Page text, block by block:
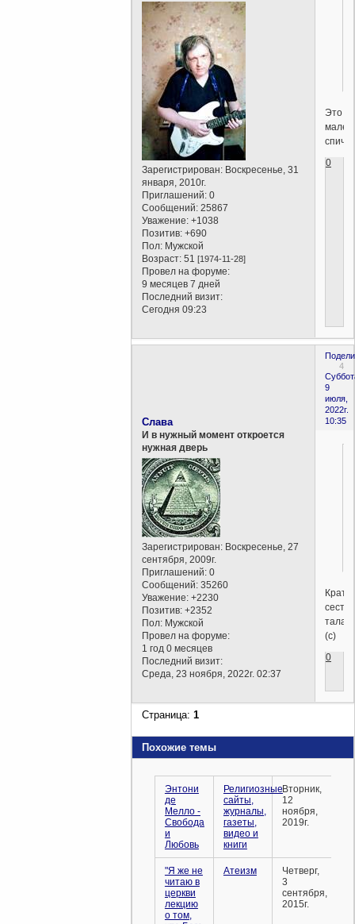
Зарегистрирован: Воскресенье, 31
января, 2010г.
Приглашений: 0
Сообщений: 25867
Уважение: +1038
Позитив: +690
Пол: Мужской
Возраст: 51[1974-11-28]
Провел на форуме:
9 месяцев 7 дней
Последний визит:
Сегодня 09:23
Это
спич.
0
4
9
июля,
2022г.
10:35
Слава
И в нужный момент откроется
нужная дверь
Зарегистрирован: Воскресенье, 27
сентября, 2009г.
Приглашений: 0
Сообщений: 35260
Уважение: +2230
Позитив: +2352
Пол: Мужской
Провел на форуме:
1 год 0 месяцев
Последний визит:
Среда, 23 ноября, 2022г. 02:37
сестра
(с)
0
Страница:1
Похожие темы
Энтони
де
Мелло -
Свобода
и
Любовь
Религиозные
сайты,
журналы,
газеты,
видео и
книги
Вторник,
12
ноября,
2019г.
"Я же не
читаю в
церкви
лекцию
о том,
Атеизм
Четверг,
3
сентября,
2015г.